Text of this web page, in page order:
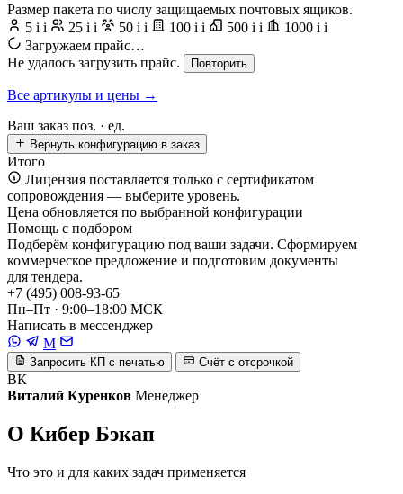
Размер пакета по числу защищаемых почтовых ящиков.
5 i i 25 i i 50 i i 100 i i 500 i i 1000 i i
Загружаем прайс…
Не удалось загрузить прайс.
Повторить
Все артикулы и цены →
Ваш заказ поз. · ед.
Вернуть конфигурацию в заказ
Итого
Лицензия поставляется только с сертификатом
сопровождения — выберите уровень.
Цена обновляется по выбранной конфигурации
Помощь с подбором
Подберём конфигурацию под ваши задачи. Сформируем
коммерческое предложение и подготовим документы
для тендера.
+7 (495) 008-93-65
Пн–Пт · 9:00–18:00 МСК
Написать в мессенджер
M
Запросить КП с печатью Счёт с отсрочкой
ВК
Виталий Куренков Менеджер
О Кибер Бэкап
Что это и для каких задач применяется